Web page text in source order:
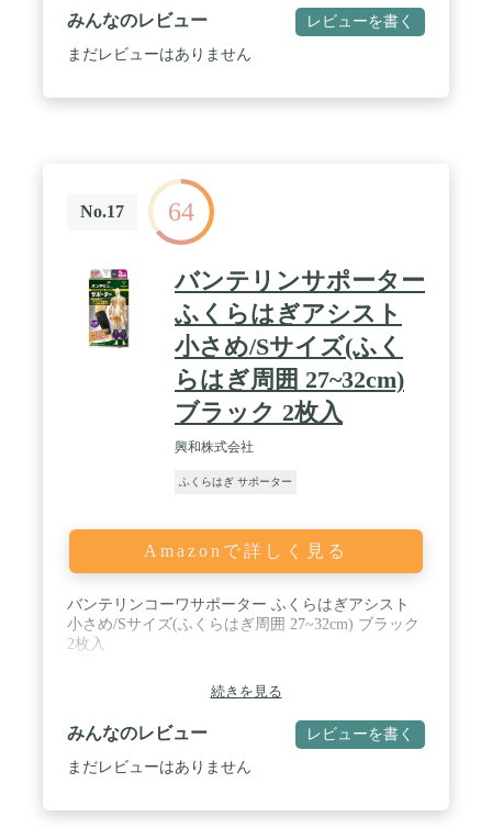
な着用感】通気性に優れ、ムレにくく快適な着用
感。つけていることを忘れるほどの薄さと快適性
で、スポーツ中も違和感なく不安な部位をサポー
みんなのレビュー レビューを書く
まだレビューはありません
No.17 64
バンテリンサポーター
ふくらはぎアシスト
小さめ/Sサイズ(ふく
らはぎ周囲 27~32cm)
ブラック 2枚入
興和株式会社
ふくらはぎ サポーター
Amazonで詳しく見る
バンテリンコーワサポーター ふくらはぎアシスト
小さめ/Sサイズ(ふくらはぎ周囲 27~32cm) ブラック
2枚入
続きを見る
みんなのレビュー レビューを書く
まだレビューはありません